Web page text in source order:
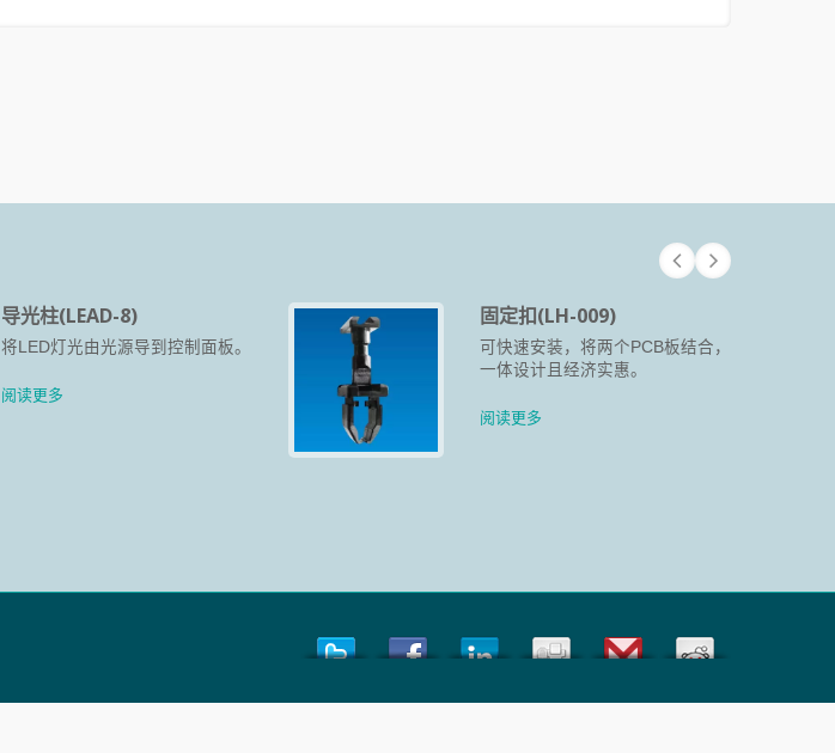
导光柱(LEAD-8)
将LED灯光由光源导到控制面板。
阅读更多
固定扣(LH-009)
可快速安装，将两个PCB板结合，
一体设计且经济实惠。
阅读更多